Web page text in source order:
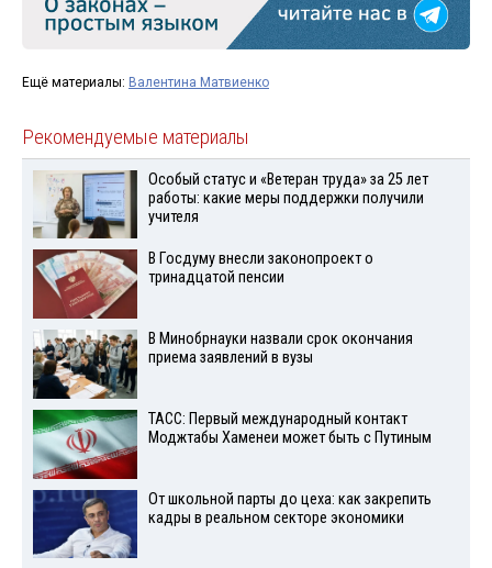
Ещё материалы: Валентина Матвиенко
Рекомендуемые материалы
Особый статус и «Ветеран труда» за 25 лет
работы: какие меры поддержки получили
учителя
В Госдуму внесли законопроект о
тринадцатой пенсии
В Минобрнауки назвали срок окончания
приема заявлений в вузы
ТАСС: Первый международный контакт
Моджтабы Хаменеи может быть с Путиным
От школьной парты до цеха: как закрепить
кадры в реальном секторе экономики